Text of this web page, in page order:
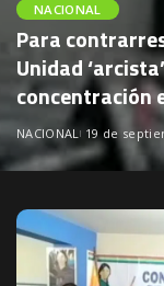
NACIONAL
Para
Unidad
concentración
NACIONAL 19 de